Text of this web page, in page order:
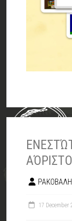
ΡΑΚΟΒΑΛΗ
17 December